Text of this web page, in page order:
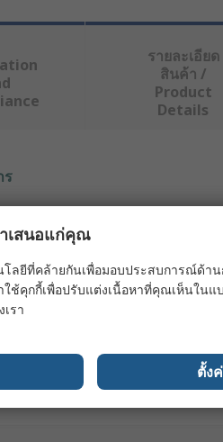
รายละเอียด
สินค้า /
Product
Details
ร
เสนอแก่คุณ
โลยีที่คล้ายกันเพื่อมอบประสบการณ์ด้า
ใช้คุกกี้เพื่อปรับแต่งเนื้อหาที่คุณเห็นใน
เรา
ตั้ง